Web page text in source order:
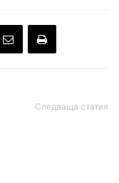
Следваща статия